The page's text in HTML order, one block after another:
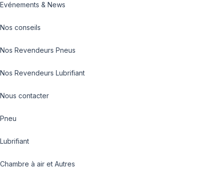
Evénements & News
Nos conseils
Nos Revendeurs Pneus
Nos Revendeurs Lubrifiant
Nous contacter
Pneu
Lubrifiant
Chambre à air et Autres